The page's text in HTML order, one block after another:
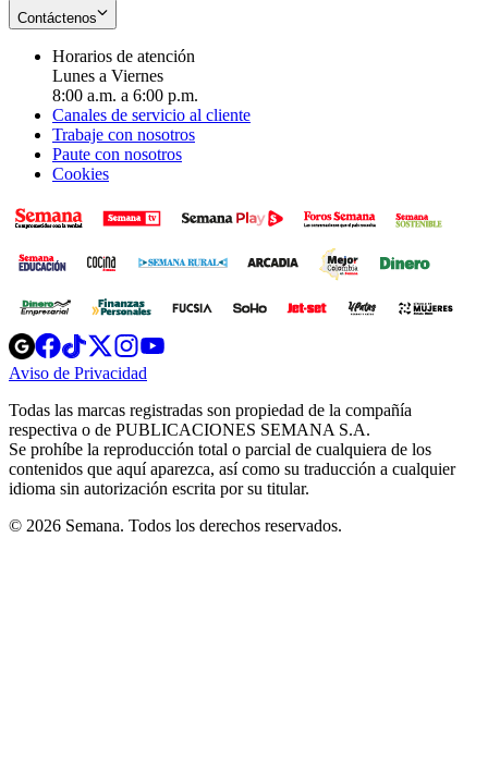
Contáctenos
Horarios de atención
Lunes a Viernes
8:00 a.m. a 6:00 p.m.
Canales de servicio al cliente
Trabaje con nosotros
Paute con nosotros
Cookies
Opens
in
new
Opens
in
new
Opens
in
new
window
Opens
new
windowwindow
Aviso de Privacidad
new
window
Todas las marcas registradas son propiedad de la compañía
respectiva o de PUBLICACIONES SEMANA S.A.
Se prohíbe la reproducción total o parcial de cualquiera de los
contenidos que aquí aparezca, así como su traducción a cualquier
idioma sin autorización escrita por su titular.
© 2026 Semana. Todos los derechos reservados.